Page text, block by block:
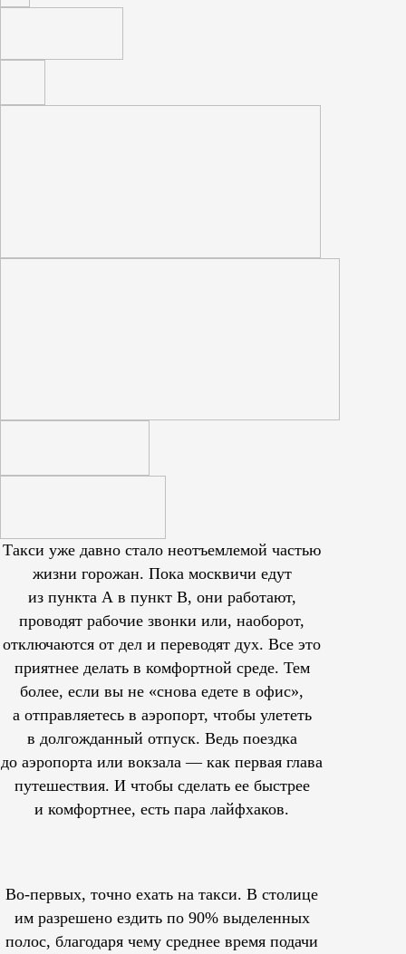
Такси уже давно стало неотъемлемой частью
жизни горожан. Пока москвичи едут
из пункта А в пункт В, они работают,
проводят рабочие звонки или, наоборот,
отключаются от дел и переводят дух. Все это
приятнее делать в комфортной среде. Тем
более, если вы не «снова едете в офис»,
а отправляетесь в аэропорт, чтобы улететь
в долгожданный отпуск. Ведь поездка
до аэропорта или вокзала — как первая глава
путешествия. И чтобы сделать ее быстрее
и комфортнее, есть пара лайфхаков.
Во-первых, точно ехать на такси. В столице
им разрешеноездить по 90% выделенных
полос, благодаря чему среднее время подачи